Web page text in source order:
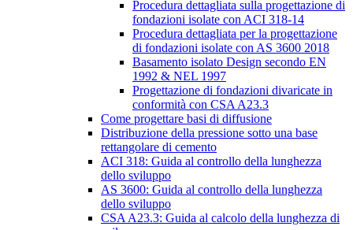
Procedura dettagliata sulla progettazione di
fondazioni isolate con ACI 318-14
Procedura dettagliata per la progettazione
di fondazioni isolate con AS 3600 2018
Basamento isolato Design secondo EN
1992 & NEL 1997
Progettazione di fondazioni divaricate in
conformità con CSA A23.3
Come progettare basi di diffusione
Distribuzione della pressione sotto una base
rettangolare di cemento
ACI 318: Guida al controllo della lunghezza
dello sviluppo
AS 3600: Guida al controllo della lunghezza
dello sviluppo
CSA A23.3: Guida al calcolo della lunghezza di